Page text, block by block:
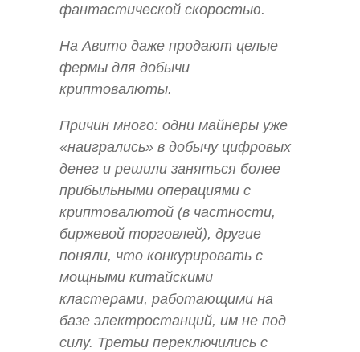
фантастической скоростью.
На Авито даже продают целые
фермы для добычи
криптовалюты.
Причин много: одни майнеры уже
«наигрались» в добычу цифровых
денег и решили заняться более
прибыльными операциями с
криптовалютой (в частности,
биржевой торговлей), другие
поняли, что конкурировать с
мощными китайскими
кластерами, работающими на
базе электростанций, им не под
силу. Третьи переключились с